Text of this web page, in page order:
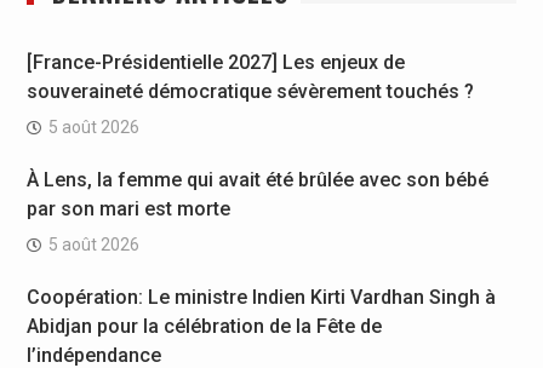
[France-Présidentielle 2027] Les enjeux de
souveraineté démocratique sévèrement touchés ?
5 août 2026
À Lens, la femme qui avait été brûlée avec son bébé
par son mari est morte
5 août 2026
Coopération: Le ministre Indien Kirti Vardhan Singh à
Abidjan pour la célébration de la Fête de
l’indépendance